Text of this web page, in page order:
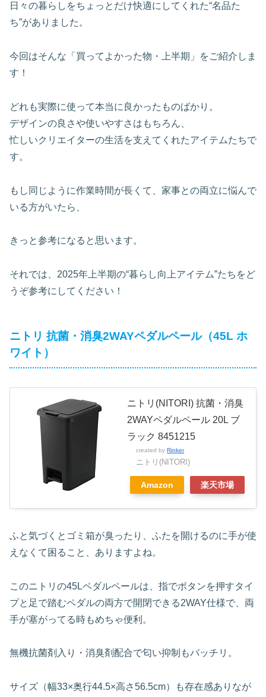
日々の暮らしをちょっとだけ快適にしてくれた“名品た
ち”がありました。
今回はそんな「買ってよかった物・上半期」をご紹介しま
す！
どれも実際に使って本当に良かったものばかり。
デザインの良さや使いやすさはもちろん、
忙しいクリエイターの生活を支えてくれたアイテムたちで
す。
もし同じように作業時間が長くて、家事との両立に悩んで
いる方がいたら、
きっと参考になると思います。
それでは、2025年上半期の“暮らし向上アイテム”たちをど
うぞ参考にしてください！
ニトリ 抗菌・消臭2WAYペダルペール（45L ホ
ワイト）
ニトリ(NITORI) 抗菌・消臭
2WAYペダルペール 20L ブ
ラック 8451215
created by Rinker
ニトリ(NITORI)
Amazon 楽天市場
ふと気づくとゴミ箱が臭ったり、ふたを開けるのに手が使
えなくて困ること、ありますよね。
このニトリの45Lペダルペールは、指でボタンを押すタイ
プと足で踏むペダルの両方で開閉できる2WAY仕様で、両
手が塞がってる時もめちゃ便利。
無機抗菌剤入り・消臭剤配合で匂い抑制もバッチリ。
サイズ（幅33×奥行44.5×高さ56.5cm）も存在感ありなが